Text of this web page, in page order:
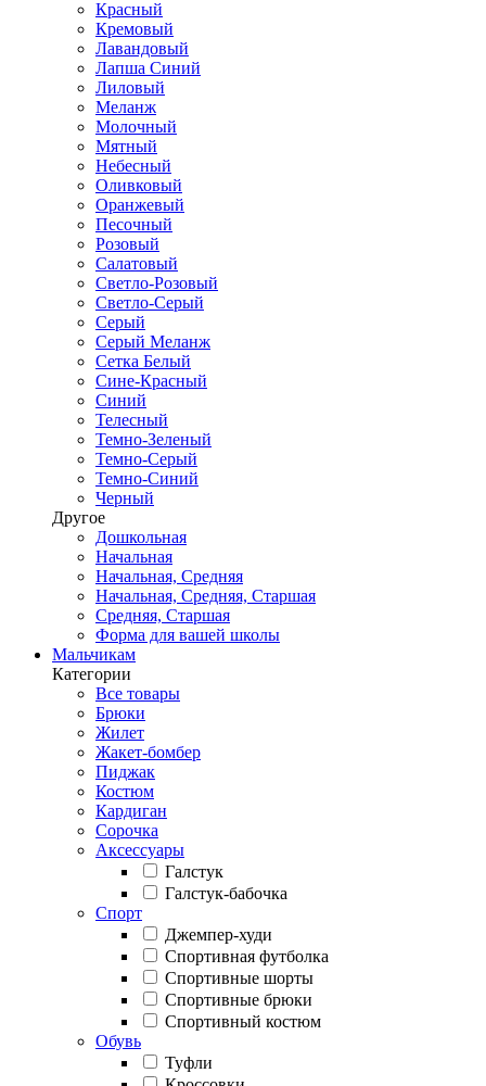
Красный
Кремовый
Лавандовый
Лапша Синий
Лиловый
Меланж
Молочный
Мятный
Небесный
Оливковый
Оранжевый
Песочный
Розовый
Салатовый
Светло-Розовый
Светло-Серый
Серый
Серый Меланж
Сетка Белый
Сине-Красный
Синий
Телесный
Темно-Зеленый
Темно-Серый
Темно-Синий
Черный
Другое
Дошкольная
Начальная
Начальная, Средняя
Начальная, Средняя, Старшая
Средняя, Старшая
Форма для вашей школы
Мальчикам
Категории
Все товары
Брюки
Жилет
Жакет-бомбер
Пиджак
Костюм
Кардиган
Сорочка
Аксессуары
Галстук
Галстук-бабочка
Спорт
Джемпер-худи
Спортивная футболка
Спортивные шорты
Спортивные брюки
Спортивный костюм
Обувь
Туфли